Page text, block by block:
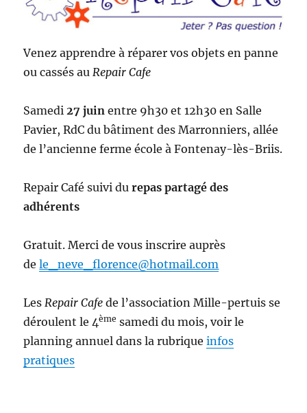
Venez apprendre à réparer vos objets en panne
ou cassés au Repair Cafe
Samedi 27 juinentre 9h30 et 12h30 en Salle
Pavier, RdC du bâtiment des Marronniers, allée
de l’ancienne ferme école à Fontenay-lès-Briis.
Repair Café suivi durepas partagé des
adhérents
Gratuit. Merci de vous inscrire auprès
dele_neve_florence@hotmail.com
Les Repair Cafe de l’association Mille-pertuis se
déroulent le 4ème samedi du mois, voir le
planning annuel dans la rubriqueinfos
pratiques